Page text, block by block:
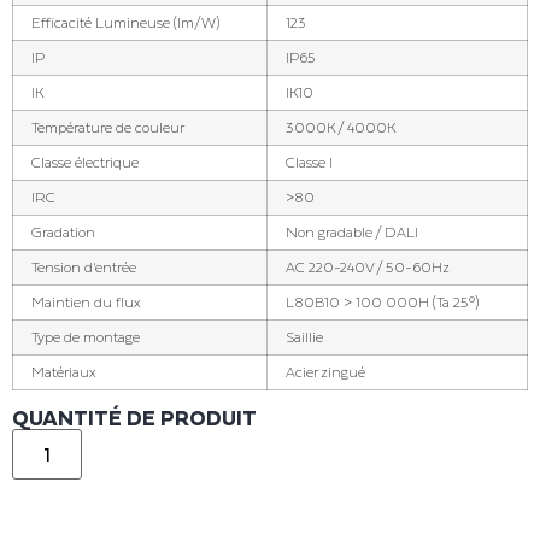
Efficacité Lumineuse (lm/W) 123
IP IP65
IK IK10
Température de couleur 3000K / 4000K
Classe électrique Classe I
IRC >80
Gradation Non gradable / DALI
Tension d'entrée AC 220-240V / 50-60Hz
Maintien du flux L80B10 > 100 000H (Ta 25°)
Type de montage Saillie
Matériaux Acier zingué
QUANTITÉ DE PRODUIT